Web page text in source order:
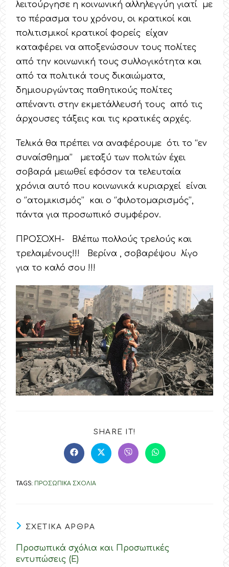
λειτούργησε η κοινωνική αλληλεγγύη γιατί με
το πέρασμα του χρόνου, οι κρατικοί και
πολιτισμικοί κρατικοί φορείς είχαν
καταφέρει να αποξενώσουν τους πολίτες
από την κοινωνική τους συλλογικότητα και
από τα πολιτικά τους δικαιώματα,
δημιουργώντας παθητικούς πολίτες
απέναντι στην εκμετάλλευσή τους από τις
άρχουσες τάξεις και τις κρατικές αρχές.
Τελικά θα πρέπει να αναφέρουμε ότι το ‘‘εν
συναίσθημα’’ μεταξύ των πολιτών έχει
σοβαρά μειωθεί εφόσον τα τελευταία
χρόνια αυτό που κοινωνικά κυριαρχεί είναι
ο ‘’ατομικισμός’’ και ο ‘’φιλοτομαρισμός’’,
πάντα για προσωπικό συμφέρον.
ΠΡΟΣΟΧΗ- Βλέπω πολλούς τρελούς και
τρελαμένους!!! Βερίνα , σοβαρέψου λίγο
για το καλό σου !!!
SHARE IT!
THIS
CONTENT
Opens
in
window
Opens
in
Opens
in
Opens
in
TAGS: ΠΡΟΣΩΠΙΚΑ ΣΧΟΛΙΑ
ΣΧΕΤΙΚΑ ΑΡΘΡΑ
Προσωπικά σχόλια και Προσωπικές
εντυπώσεις (E)